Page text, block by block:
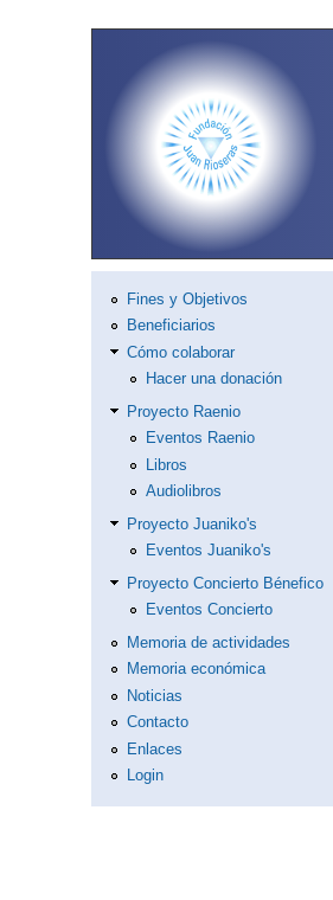
Pasar al contenido principal
Fines y Objetivos
Beneficiarios
Cómo colaborar
Hacer una donación
Proyecto Raenio
Eventos Raenio
Libros
Audiolibros
Proyecto Juaniko's
Eventos Juaniko's
Proyecto Concierto Bénefico
Eventos Concierto
Memoria de actividades
Memoria económica
Noticias
Contacto
Enlaces
Login